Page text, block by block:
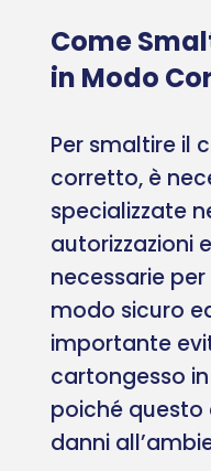
Come
in Modo
Per smaltire il
corretto, è
specializzate
autorizzazioni
necessarie
modo sicuro
importante
cartongesso
poiché
danni